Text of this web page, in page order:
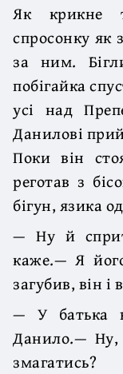
Як крикне
спросонку як
за ним.
побігайка
усі над
Данилові
Поки він
реготав з
бігун, язика
— Ну й
каже.— Я
загубив, він і
— У батька
Данило.— Ну,
змагатись?